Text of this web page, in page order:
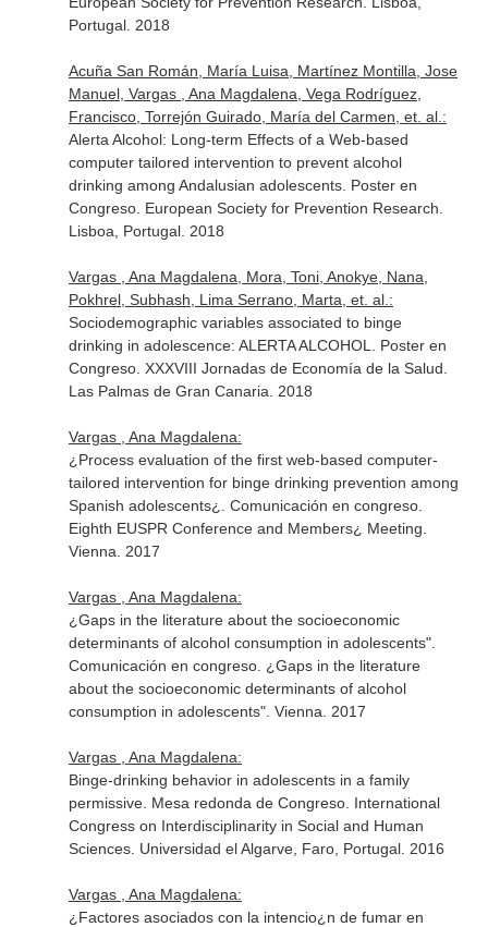
Portugal. 2018
Acuña San Román, María Luisa, Martínez Montilla, Jose
Manuel, Vargas , Ana Magdalena, Vega Rodríguez,
Francisco, Torrejón Guirado, María del Carmen, et. al.:
Alerta Alcohol: Long-term Effects of a Web-based
computer tailored intervention to prevent alcohol
drinking among Andalusian adolescents. Poster en
Congreso. European Society for Prevention Research.
Lisboa, Portugal. 2018
Vargas , Ana Magdalena, Mora, Toni, Anokye, Nana,
Pokhrel, Subhash, Lima Serrano, Marta, et. al.:
Sociodemographic variables associated to binge
drinking in adolescence: ALERTA ALCOHOL. Poster en
Congreso. XXXVIII Jornadas de Economía de la Salud.
Las Palmas de Gran Canaria. 2018
Vargas , Ana Magdalena:
¿Process evaluation of the first web-based computer-
tailored intervention for binge drinking prevention among
Spanish adolescents¿. Comunicación en congreso.
Eighth EUSPR Conference and Members¿ Meeting.
Vienna. 2017
Vargas , Ana Magdalena:
¿Gaps in the literature about the socioeconomic
determinants of alcohol consumption in adolescents".
Comunicación en congreso. ¿Gaps in the literature
about the socioeconomic determinants of alcohol
consumption in adolescents". Vienna. 2017
Vargas , Ana Magdalena:
Binge-drinking behavior in adolescents in a family
permissive. Mesa redonda de Congreso. International
Congress on Interdisciplinarity in Social and Human
Sciences. Universidad el Algarve, Faro, Portugal. 2016
Vargas , Ana Magdalena:
¿Factores asociados con la intencio¿n de fumar en